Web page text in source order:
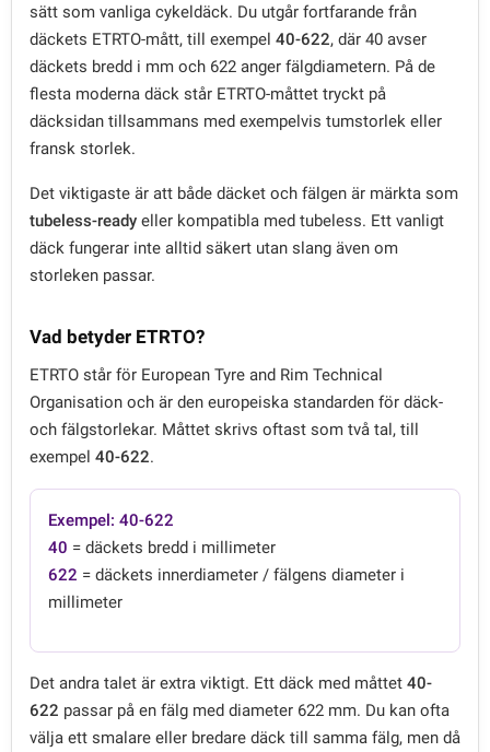
sätt som vanliga cykeldäck. Du utgår fortfarande från
däckets ETRTO-mått, till exempel 40-622, där 40 avser
däckets bredd i mm och 622 anger fälgdiametern. På de
flesta moderna däck står ETRTO-måttet tryckt på
däcksidan tillsammans med exempelvis tumstorlek eller
fransk storlek.
Det viktigaste är att både däcket och fälgen är märkta som
tubeless-ready eller kompatibla med tubeless. Ett vanligt
däck fungerar inte alltid säkert utan slang även om
storleken passar.
Vad betyder ETRTO?
ETRTO står för European Tyre and Rim Technical
Organisation och är den europeiska standarden för däck-
och fälgstorlekar. Måttet skrivs oftast som två tal, till
exempel 40-622.
Exempel: 40-622
40 = däckets bredd i millimeter
622 = däckets innerdiameter / fälgens diameter i
millimeter
Det andra talet är extra viktigt. Ett däck med måttet 40-
622 passar på en fälg med diameter 622 mm. Du kan ofta
välja ett smalare eller bredare däck till samma fälg, men då